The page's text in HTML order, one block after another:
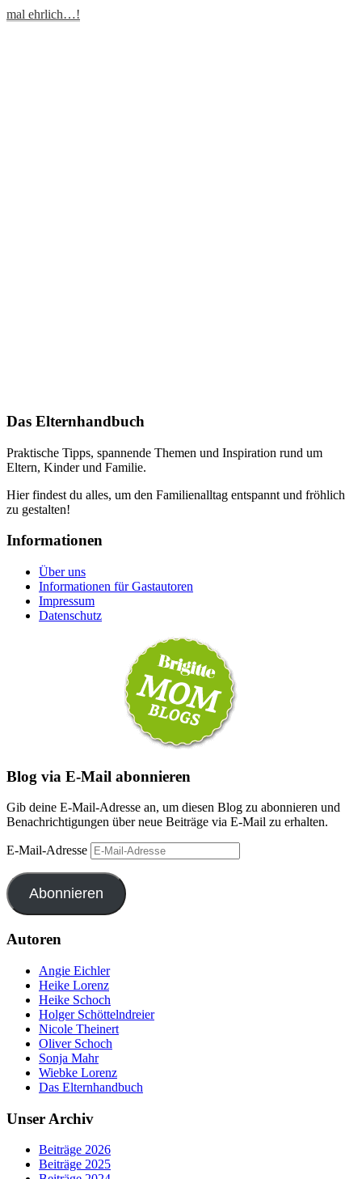
mal ehrlich…!
Das Elternhandbuch
Praktische Tipps, spannende Themen und Inspiration rund um
Eltern, Kinder und Familie.
Hier findest du alles, um den Familienalltag entspannt und fröhlich
zu gestalten!
Informationen
Über uns
Informationen für Gastautoren
Impressum
Datenschutz
Blog via E-Mail abonnieren
Gib deine E-Mail-Adresse an, um diesen Blog zu abonnieren und
Benachrichtigungen über neue Beiträge via E-Mail zu erhalten.
E-Mail-Adresse
Abonnieren
Autoren
Angie Eichler
Heike Lorenz
Heike Schoch
Holger Schöttelndreier
Nicole Theinert
Oliver Schoch
Sonja Mahr
Wiebke Lorenz
Das Elternhandbuch
Unser Archiv
Beiträge 2026
Beiträge 2025